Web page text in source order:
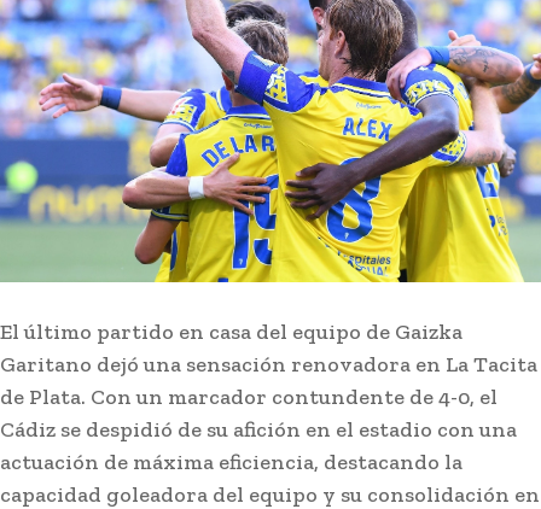
Académico Europeo organizado por la
Academia San Dionisio
Actualidad 1 hora ago
El sector del vino de Jerez apuesta por
productos «premium» para mejorar ventas
tras caer un 6% las exportaciones
Actualidad 1 hora ago
Javier Tebas, contra la FIFA: «Pedir perdón no
sustituye a rendir cuentas»
3 horas ago
El último partido en casa del equipo de Gaizka
Garitano dejó una sensación renovadora en La Tacita
de Plata. Con un marcador contundente de 4-0, el
Cádiz se despidió de su afición en el estadio con una
actuación de máxima eficiencia, destacando la
capacidad goleadora del equipo y su consolidación en